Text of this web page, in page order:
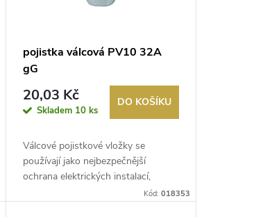
pojistka válcová PV10 32A
gG
20,03 Kč
Skladem 10 ks
DO KOŠÍKU
Válcové pojistkové vložky se
používají jako nejbezpečnější
ochrana elektrických instalací,
Kód: 018353